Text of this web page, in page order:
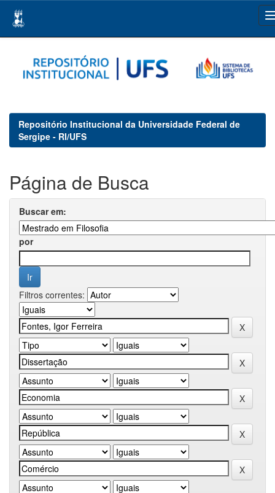
navigation
Repositório Institucional da Universidade Federal de
Sergipe - RI/UFS
Página de Busca
Buscar em:
por
Filtros correntes: